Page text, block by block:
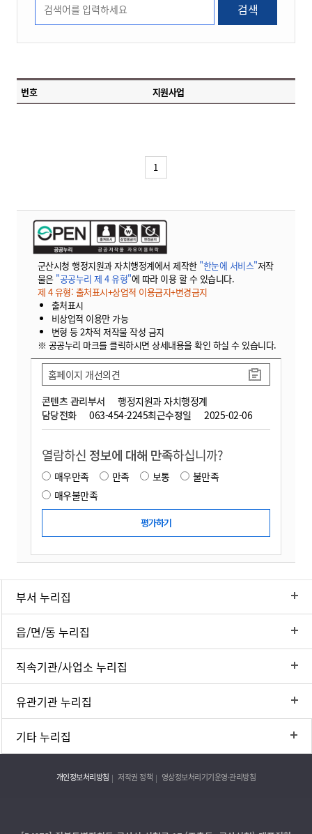
검색
번호 지원사업
1
군산시청 행정지원과 자치행정계에서 제작한 "한눈에 서비스"저작
물은 "공공누리 제 4 유형"에 따라 이용 할 수 있습니다.
제 4 유형: 출처표시+상업적 이용금지+변경금지
출처표시
비상업적 이용만 가능
변형 등 2차적 저작물 작성 금지
※ 공공누리 마크를 클릭하시면 상세내용을 확인 하실 수 있습니다.
콘텐츠 관리부서
행정지원과 자치행정계
담당전화
063-454-2245최근수정일 2025-02-06
홈페이지 개선의견
열람하신 정보에 대해 만족하십니까?
매우만족 만족 보통
불만족
매우불만족
부서 누리집
읍/면/동 누리집
직속기관/사업소 누리집
유관기관 누리집
기타 누리집
개인정보처리방침 저작권 정책 영상정보처리기기운영·관리방침